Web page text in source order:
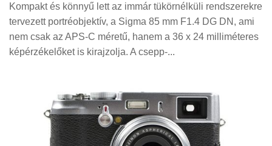
Kompakt és könnyű lett az immár tükörnélküli rendszerekre
tervezett portréobjektív, a Sigma 85 mm F1.4 DG DN, ami
nem csak az APS-C méretű, hanem a 36 x 24 milliméteres
képérzékelőket is kirajzolja. A csepp-...